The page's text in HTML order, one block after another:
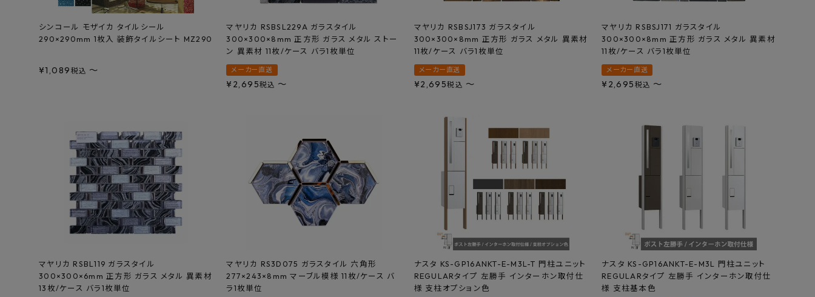
よくあるご質問
お問い合わせ
メルマガ登録
プライバシーポリシー
シンコール モザイカ タイルシール
290×290mm 1枚入 装飾タイルシート MZ290
¥1,089 税込 〜
マヤリカ RSBSL229A ガラスタイル
300×300×8mm 正方形 ガラス メタル ストー
ン 異素材 11枚/ケース バラ1枚単位
メーカー直送
¥ 2,695税込 〜
マヤリカ RSBSJ173 ガラスタイル
300×300×8mm 正方形 ガラス メタル 異素材
11枚/ケース バラ1枚単位
メーカー直送
¥2,695税込 〜
マヤリカ RSBSJ171 ガラスタイル
300×300×8mm 正方形 ガラス メタル 異素材
11枚/ケース バラ1枚単位
メーカー直送
¥ 2,695 税込 〜
マヤリカ RSBL119 ガラスタイル
300×300×6mm 正方形 ガラス メタル 異素材
13枚/ケース バラ1枚単位
マヤリカ RS3D075 ガラスタイル 六角形
277×243×8mm マーブル模様 11枚/ケース バ
ラ1枚単位
ナスタ KS-GP16ANKT-E-M3L-T 門柱ユニット
REGULARタイプ 左勝手 インターホン取付仕
様 支柱オプション色
ナスタ KS-GP16ANKT-E-M3L 門柱ユニット
REGULARタイプ 左勝手 インターホン取付仕
様 支柱基本色